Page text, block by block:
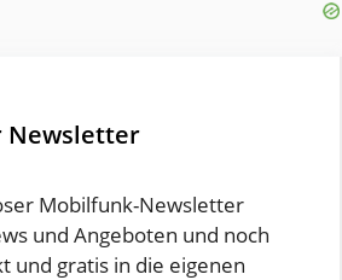
Newsletter
Mobilfunk-Newsletter
und Angeboten und noch
und gratis in die eigenen